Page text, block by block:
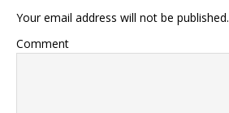
Your email address will not be published.
Comment